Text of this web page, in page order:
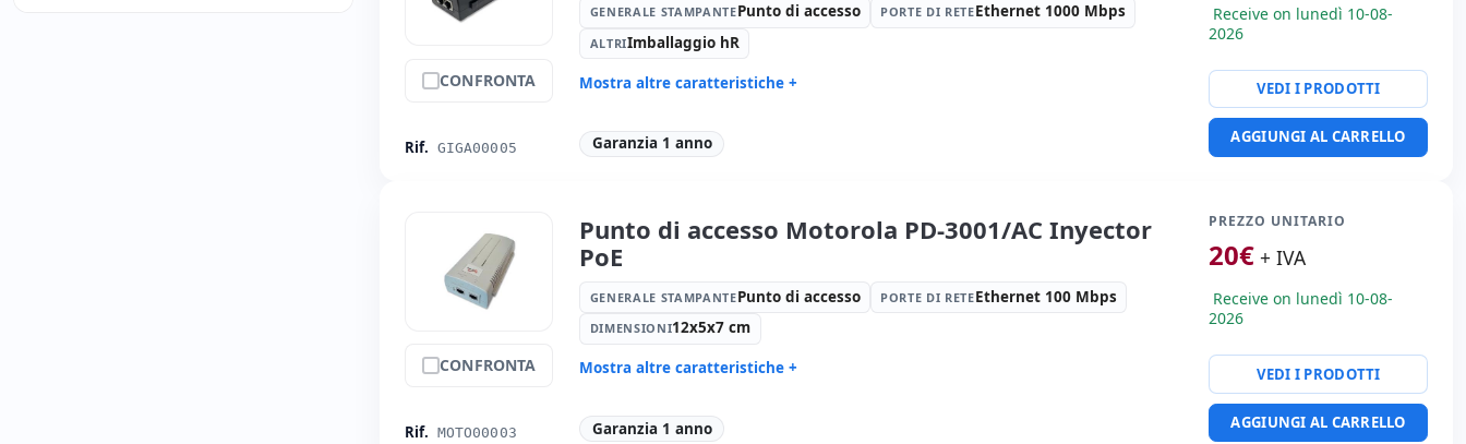
CONFRONTA
Rif. GIGA00005
GENERALE STAMPANTEPunto di accesso PORTE DI RETEEthernet 1000 Mbps
ALTRIImballaggio hR
Mostra altre caratteristiche +
accesso
Altri: Imballaggio hR
Garanzia 1 anno
Receive on lunedì 10-08-
2026
VEDI I PRODOTTI
AGGIUNGI AL CARRELLO
CONFRONTA
Rif. MOTO00003
Punto di accesso Motorola PD-3001/AC Inyector
PoE
GENERALE STAMPANTEPunto di accesso PORTE DI RETEEthernet 100 Mbps
DIMENSIONI12x5x7 cm
Mostra altre caratteristiche +
accesso
Garanzia 1 anno
PREZZO UNITARIO
20€ + IVA
Receive on lunedì 10-08-
2026
VEDI I PRODOTTI
AGGIUNGI AL CARRELLO